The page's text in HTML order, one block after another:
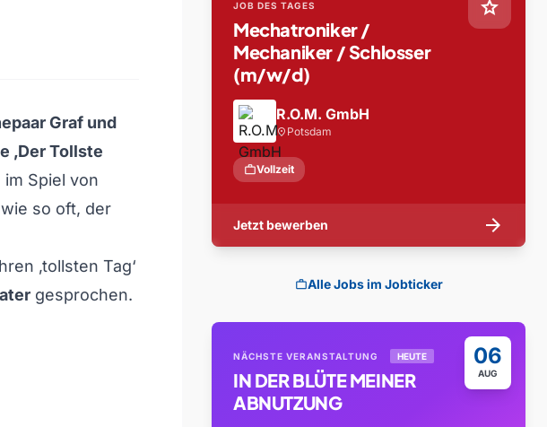
Graf und
‚Der Tollste
Spiel von
so oft, der
‚tollsten Tag‘
gesprochen.
star
JOB DES TAGES
Mechatroniker /
Mechaniker / Schlosser
(m/w/d)
R.O.M. GmbH
location_on Potsdam
workVollzeit
Jetzt bewerben arrow_forward
workAlle Jobs im Jobticker
06
AUG
NÄCHSTE VERANSTALTUNG HEUTE
IN DER BLÜTE MEINER
ABNUTZUNG